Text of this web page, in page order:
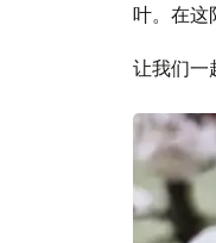
叶。在这
让我们一